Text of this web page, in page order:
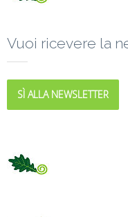
Vuoi ricevere la
SÌ ALLA NEWSLETTER